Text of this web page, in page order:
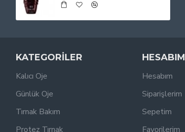
KATEGORİLER
Kalıcı Oje
Günlük Oje
Tırnak Bakım
Protez Tırnak
HESABIM
Hesabım
Siparişlerim
Sepetim
Favorilerim